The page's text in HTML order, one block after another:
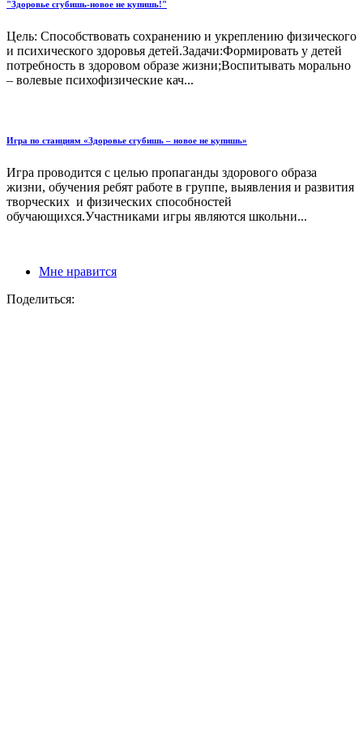
"Здоровье сгубишь-новое не купишь!"
Цель: Способствовать сохранению и укреплению физического
и психического здоровья детей.Задачи:Формировать у детей
потребность в здоровом образе жизни;Воспитывать морально
– волевые психофизические кач...
Игра по станциям «Здоровье сгубишь – новое не купишь»
Игра проводится с целью пропаганды здорового образа
жизни, обучения ребят работе в группе, выявления и развития
творческих и физических способностей
обучающихся.Участниками игры являются школьни...
Мне нравится
Поделиться: